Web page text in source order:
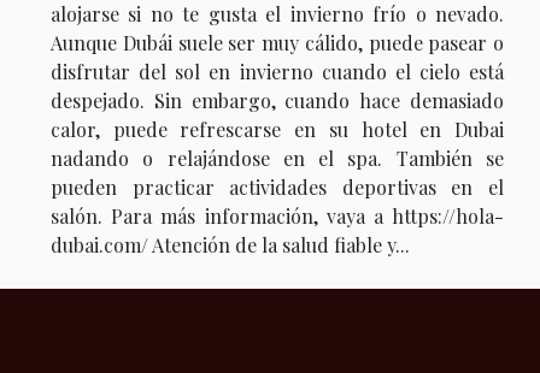
alojarse si no te gusta el invierno frío o nevado.
Aunque Dubái suele ser muy cálido, puede pasear o
disfrutar del sol en invierno cuando el cielo está
despejado. Sin embargo, cuando hace demasiado
calor, puede refrescarse en su hotel en Dubai
nadando o relajándose en el spa. También se
pueden practicar actividades deportivas en el
salón. Para más información, vaya a https://hola-
dubai.com/ Atención de la salud fiable y...